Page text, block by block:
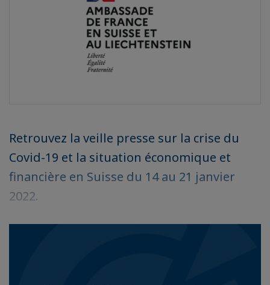
Retrouvez la veille presse sur la crise du
Covid-19 et la situation économique et
financière en Suisse du 14 au 21 janvier
2022.